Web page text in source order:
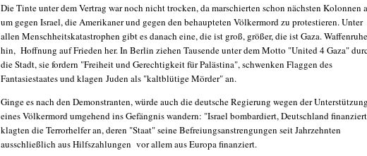
Die Tinte unter dem Vertrag war noch nicht trocken, da marschierten schon nächsten Kolonnen
um gegen Israel, die Amerikaner und gegen den behaupteten Völkermord zu protestieren. Unter
allen Menschheitskatastrophen gibt es danach eine, die ist groß, größer, die ist Gaza. Waffenruhe
hin, Hoffnung auf Frieden her. In Berlin ziehen Tausende unter dem Motto "United 4 Gaza"
die Stadt, sie fordern "Freiheit und Gerechtigkeit für Palästina", schwenken Flaggen des
Fantasiestaates und klagen Juden als "kaltblütige Mörder" an.
Ginge es nach den Demonstranten, würde auch die deutsche Regierung wegen der Unterstützung
eines Völkermord umgehend ins Gefängnis wandern: "Israel bombardiert, Deutschland
klagten die Terrorhelfer an, deren "Staat" seine Befreiungsanstrengungen seit Jahrzehnten
ausschließlich aus Hilfszahlungen vor allem aus Europa finanziert.